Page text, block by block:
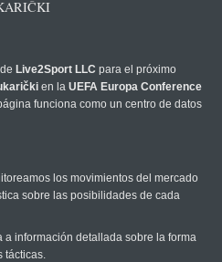
Live2Sport LLC para el próximo
en la UEFA Europa Conference
funciona como un centro de datos
los movimientos del mercado
sobre las posibilidades de cada
a información detallada sobre la forma
tácticas.